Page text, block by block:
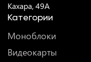
Кахара, 49A
Категории
Моноблоки
Видеокарты